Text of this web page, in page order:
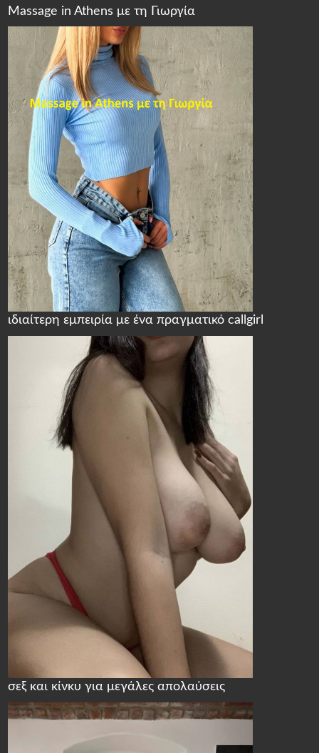
Massage in Athens με τη Γιωργία
ιδιαίτερη εμπειρία με ένα πραγματικό callgirl
σεξ και κίνκυ για μεγάλες απολαύσεις